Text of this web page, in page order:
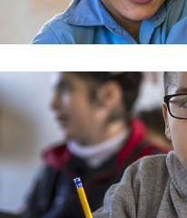
21
engagé